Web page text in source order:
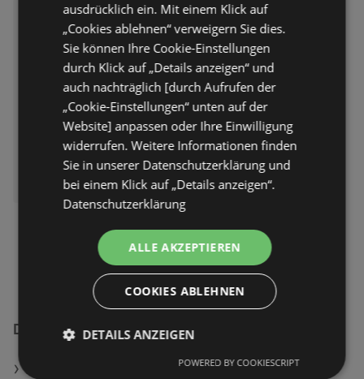
Dehner: Garten & Zoo
Prospekt nicht mehr gültig
Abgelaufen am: 11.05.2026
Dehner Garten-Center Filialen in Flensburg
ALLE DEHNER GARTEN-CENTER FILIALEN
ausdrücklich ein. Mit einem Klick auf
„Cookies ablehnen“ verweigern Sie dies.
Sie können Ihre Cookie-Einstellungen
durch Klick auf „Details anzeigen“ und
auch nachträglich [durch Aufrufen der
„Cookie-Einstellungen“ unten auf der
Website] anpassen oder Ihre Einwilligung
widerrufen. Weitere Informationen finden
Sie in unserer Datenschutzerklärung und
bei einem Klick auf „Details anzeigen“.
Datenschutzerklärung
ALLE AKZEPTIEREN
COOKIES ABLEHNEN
DETAILS ANZEIGEN
POWERED BY COOKIESCRIPT